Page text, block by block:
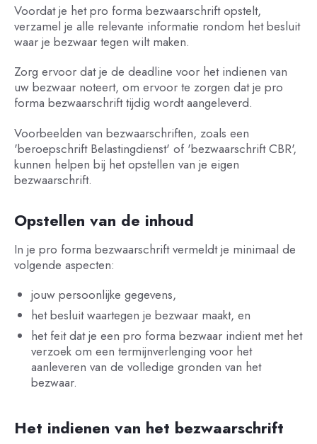
Voordat je het pro forma bezwaarschrift opstelt,
verzamel je alle relevante informatie rondom het besluit
waar je bezwaar tegen wilt maken.
Zorg ervoor dat je de deadline voor het indienen van
uw bezwaar noteert, om ervoor te zorgen dat je pro
forma bezwaarschrift tijdig wordt aangeleverd.
Voorbeelden van bezwaarschriften, zoals een
'beroepschrift Belastingdienst' of 'bezwaarschrift CBR',
kunnen helpen bij het opstellen van je eigen
bezwaarschrift.
Opstellen van de inhoud
In je pro forma bezwaarschrift vermeldt je minimaal de
volgende aspecten:
jouw persoonlijke gegevens,
het besluit waartegen je bezwaar maakt, en
het feit dat je een pro forma bezwaar indient met het
verzoek om een termijnverlenging voor het
aanleveren van de volledige gronden van het
bezwaar.
Het indienen van het bezwaarschrift